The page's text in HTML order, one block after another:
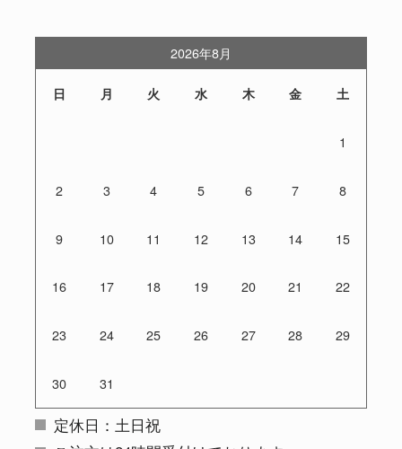
2026年8月
日 月 火 水 木 金 土
1
2 3 4 5 6 7 8
9 10 11 12 13 14 15
16 17 18 19 20 21 22
23 24 25 26 27 28 29
30 31
定休日：土日祝